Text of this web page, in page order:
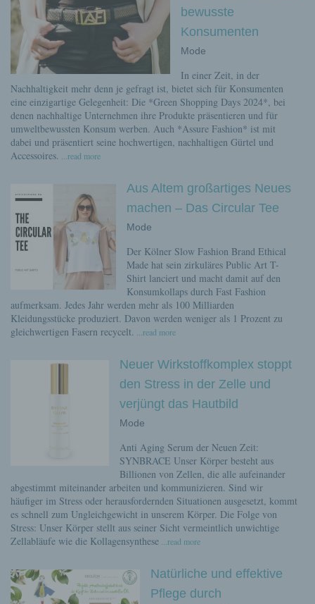
bewusste
Konsumenten
Mode
In einer Zeit, in der
Nachhaltigkeit mehr denn je gefragt ist, bietet sich für Konsumenten
eine einzigartige Gelegenheit: Die *Green Shopping Days 2024*, bei
denen nachhaltige Unternehmen ihre Produkte präsentieren und für
umweltbewussten Konsum werben. Auch *Assure Fashion* ist mit
dabei und präsentiert seine hochwertigen, nachhaltigen Gürtel und
Accessoires. ...read more
Aus Altem großartiges Neues
machen – Das Circular Tee
Mode
Der Kölner Slow Fashion Brand Ethical
Made hat sein zirkuläres Public Art T-
Shirt lanciert und macht damit auf den
Konsumkollaps durch Fast Fashion
aufmerksam. Jedes Jahr werden mehr als 100 Milliarden
Kleidungsstücke produziert. Davon werden weniger als 1 Prozent zu
gleichwertigen Fasern recycelt. ...read more
Neuer Wirkstoffkomplex stoppt
den Stress in der Zelle und
verjüngt das Hautbild
Mode
Anti Aging Serum der Neuen Zeit:
SYNBRACE Unser Körper besteht aus
Billionen von Zellen, die alle aufeinander
abgestimmt miteinander arbeiten und kommunizieren. Sind wir
häufiger im Stress oder herausfordernden Situationen ausgesetzt, kommt
es schnell zum Ungleichgewicht in unserem Körper. Die Folge von
Stress: Unser Körper stellt aus seiner Sicht vermeintlich unwichtige
Zellabläufe wie die Kollagensynthese ...read more
Natürliche und effektive
Pflege durch